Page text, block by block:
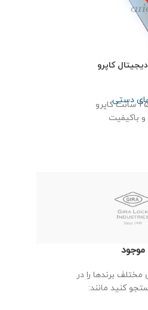
25 سانت دیجیتال کاپرو
دستی
تراز و شیب سنج دیجیتالی 25 سانت کاپرو
و باکیفیت
موجود
مختلف برندها را در
کنید مانند: